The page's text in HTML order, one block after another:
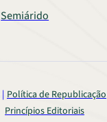
Semiárido
Política de Republicação
Princípios Editoriais